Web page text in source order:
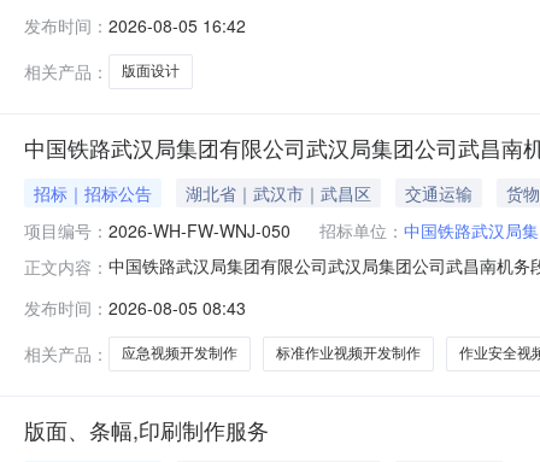
要求或标的基本概况：七、其它事项：无八、联系方式1
发布时间： 2026-08-05 16:42
相关产品：
版面设计
中国铁路武汉局集团有限公司武汉局集团公司武昌
招标｜招标公告 湖北省｜武汉市｜武昌区 交通运输
货物
项目编号： 2026-WH-FW-WNJ-050 招标单位： 中国铁路武汉局
正文内容： 中国铁路武汉局集团有限公司武汉局集团公司武昌南机
采购资金已落实，招标条件已具备。一、招标内容本次
求详见招标公告附表
发布时间： 2026-08-05 08:43
相关产品：
应急视频开发制作 标准作业视频开发制作 作业安全视
版面、条幅,印刷制作服务